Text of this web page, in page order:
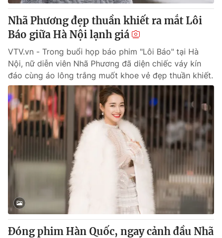
Nhã Phương đẹp thuần khiết ra mắt Lôi
Báo giữa Hà Nội lạnh giá
VTV.vn - Trong buổi họp báo phim "Lôi Báo" tại Hà
Nội, nữ diễn viên Nhã Phương đã diện chiếc váy kín
đáo cùng áo lông trắng muốt khoe vẻ đẹp thuần khiết.
Đóng phim Hàn Quốc, ngay cảnh đầu Nhã